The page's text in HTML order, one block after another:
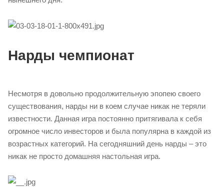
Нарды чемпионат
Несмотря в довольно продолжительную эпопею своего
существования, нарды ни в коем случае никак не теряли
известности. Данная игра постоянно притягивала к себя
огромное число инвесторов и была популярна в каждой из
возрастных категорий. На сегодняшний день нарды – это
никак не просто домашняя настольная игра.